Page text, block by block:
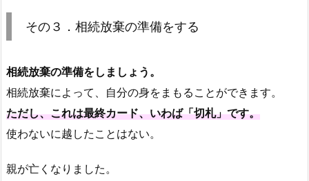
その３．相続放棄の準備をする
相続放棄の準備をしましょう。
相続放棄によって、自分の身をまもることができます。
ただし、これは最終カード、いわば「切札」です。
使わないに越したことはない。
親が亡くなりました。